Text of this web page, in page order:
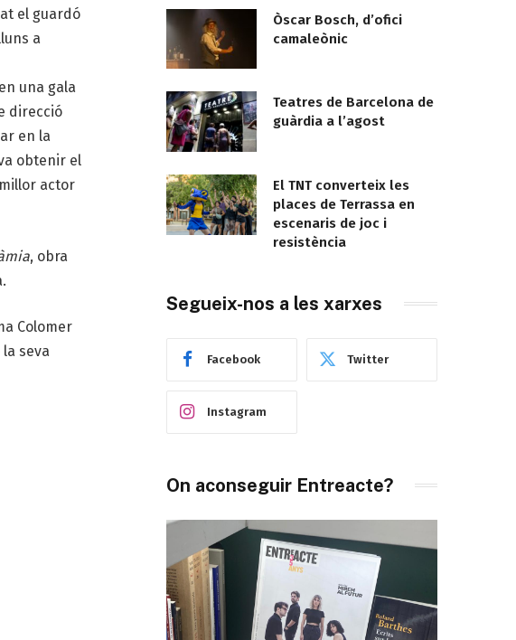
el guardó
a
una gala
direcció
en la
obtenir el
actor
, obra
Colomer
seva
Òscar Bosch, d’ofici
camaleònic
Teatres de Barcelona de
guàrdia a l’agost
El TNT converteix les
places de Terrassa en
escenaris de joc i
resistència
Segueix-nos a les xarxes
Facebook Twitter
Instagram
On aconseguir Entreacte?